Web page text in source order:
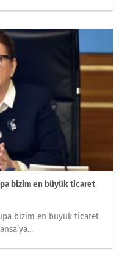
bizim en büyük ticaret
bizim en büyük ticaret